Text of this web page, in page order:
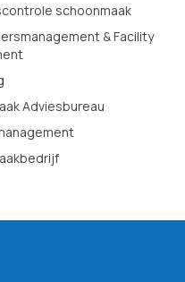
schoonmaak
& Facility
Adviesbureau